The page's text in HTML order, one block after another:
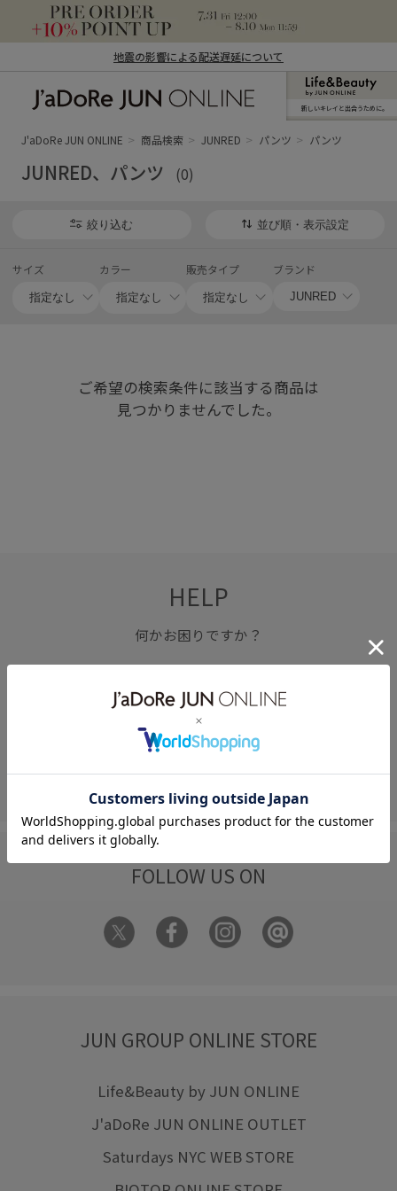
地震の影響による配送遅延について
ン オンライン）
新しいキレイと出合うために。
J'aDoRe JUN ONLINE 商品検索 JUNRED パンツ パンツ
JUNRED、パンツ (0)
絞り込む 並び順・表示設定
サイズ カラー 販売タイプ ブランド
ご希望の検索条件に該当する商品は
見つかりませんでした。
HELP
何かお困りですか？
FAQ
お問い合わせ
フォーム
FOLLOW US ON
JUN GROUP ONLINE STORE
Life&Beauty by JUN ONLINE
J'aDoRe JUN ONLINE OUTLET
Saturdays NYC WEB STORE